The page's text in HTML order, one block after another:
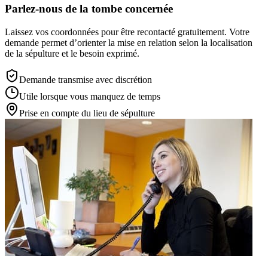
Parlez-nous de la tombe concernée
Laissez vos coordonnées pour être recontacté gratuitement. Votre
demande permet d’orienter la mise en relation selon la localisation
de la sépulture et le besoin exprimé.
Demande transmise avec discrétion
Utile lorsque vous manquez de temps
Prise en compte du lieu de sépulture